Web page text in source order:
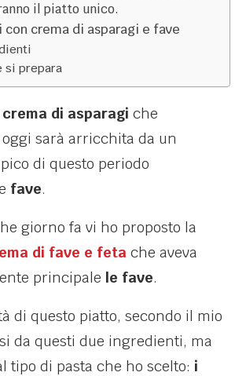
il piatto unico.
con crema di asparagi e fave
si prepara
di asparagi che
sarà arricchita da un
di questo periodo
fave.
giorno fa vi ho proposto la
di fave e feta che aveva
principale le fave.
di questo piatto, secondo il mio
da questi due ingredienti, ma
tipo di pasta che ho scelto: i